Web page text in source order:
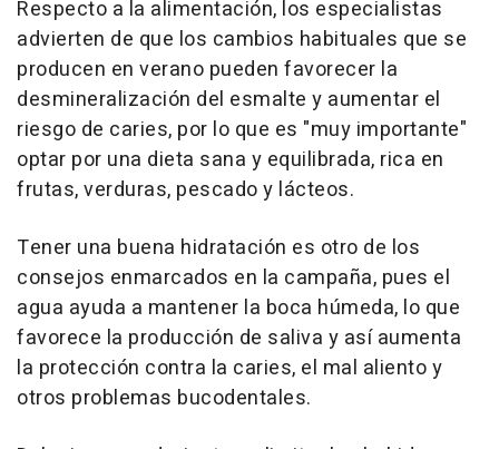
Respecto a la alimentación, los especialistas
advierten de que los cambios habituales que se
producen en verano pueden favorecer la
desmineralización del esmalte y aumentar el
riesgo de caries, por lo que es "muy importante"
optar por una dieta sana y equilibrada, rica en
frutas, verduras, pescado y lácteos.
Tener una buena hidratación es otro de los
consejos enmarcados en la campaña, pues el
agua ayuda a mantener la boca húmeda, lo que
favorece la producción de saliva y así aumenta
la protección contra la caries, el mal aliento y
otros problemas bucodentales.